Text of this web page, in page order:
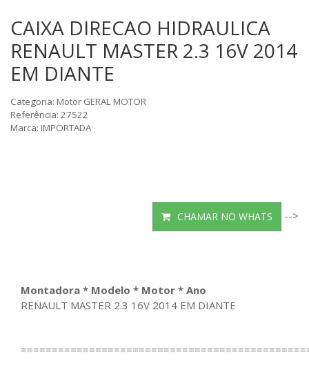
CAIXA DIRECAO HIDRAULICA
RENAULT MASTER 2.3 16V 2014
EM DIANTE
Categoria: Motor GERAL MOTOR
Referência: 27522
Marca: IMPORTADA
CHAMAR NO WHATS -->
Montadora * Modelo * Motor * Ano
RENAULT MASTER 2.3 16V 2014 EM DIANTE